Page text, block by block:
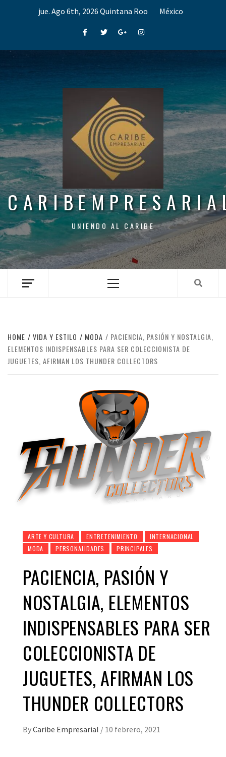
jue. Ago 6th, 2026 Quintana Roo México
FacebookTwitterGoogle+Instagram
UNIENDO AL CARIBE
Menu
HOME VIDA Y ESTILO MODA
PACIENCIA, PASIÓN Y NOSTALGIA,
ELEMENTOS INDISPENSABLES PARA SER COLECCIONISTA DE
JUGUETES, AFIRMAN LOS THUNDER COLLECTORS
ARTE Y CULTURA ENTRETENIMIENTO
INTERNACIONAL
MODA
PERSONALIDADES PRINCIPALES
PACIENCIA, PASIÓN Y
NOSTALGIA, ELEMENTOS
INDISPENSABLES PARA SER
COLECCIONISTA DE
JUGUETES, AFIRMAN LOS
THUNDER COLLECTORS
ByCaribe Empresarial / 10 febrero, 2021